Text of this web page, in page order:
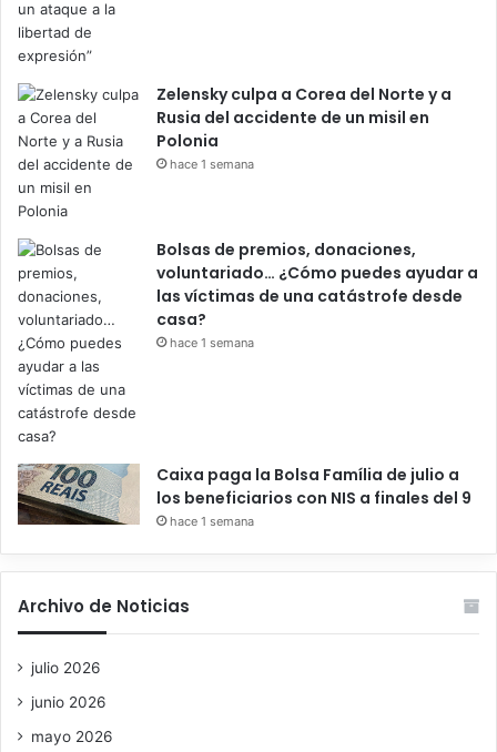
Zelensky culpa a Corea del Norte y a
Rusia del accidente de un misil en
Polonia
hace 1 semana
Bolsas de premios, donaciones,
voluntariado… ¿Cómo puedes ayudar a
las víctimas de una catástrofe desde
casa?
hace 1 semana
Caixa paga la Bolsa Família de julio a
los beneficiarios con NIS a finales del 9
hace 1 semana
Archivo de Noticias
julio 2026
junio 2026
mayo 2026